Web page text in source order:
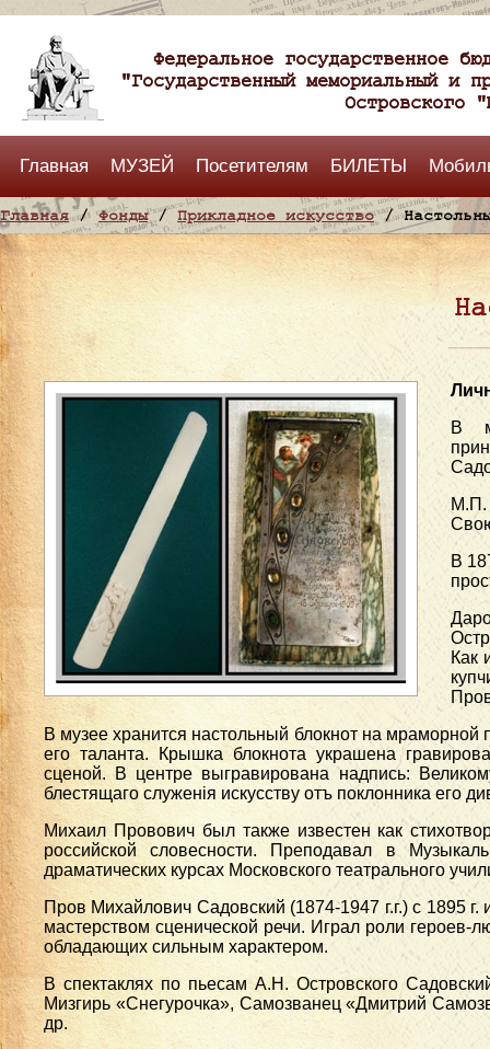
Федеральное государственное
"Государственный мемориальный и
Островского
Главная МУЗЕЙ Посетителям БИЛЕТЫ
Главная/Фонды/ Прикладное искусство/
В
М.П.
В
Как
В музее хранится настольный блокнот на
его таланта. Крышка блокнота украшена
сценой. В центре выгравирована надпись:
блестящаго служенiя искусству отъ поклонника его
Михаил Провович был также известен как
российской словесности. Преподавал в
драматических курсах Московского театрального
Пров Михайлович Садовский (1874-1947 г.г.) с 1895
мастерством сценической речи. Играл роли
обладающих сильным характером.
В спектаклях по пьесам А.Н. Островского
Мизгирь «Снегурочка», Самозванец «Дмитрий
др.